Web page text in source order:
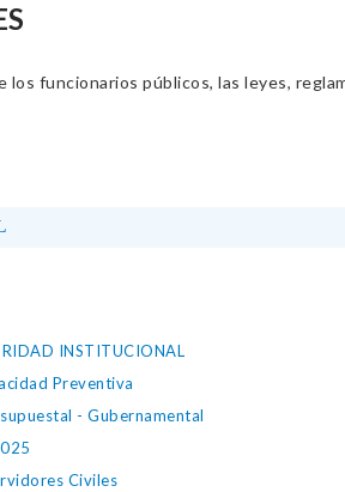
funcionarios públicos, las leyes,
INSTITUCIONAL
Preventiva
- Gubernamental
Civiles